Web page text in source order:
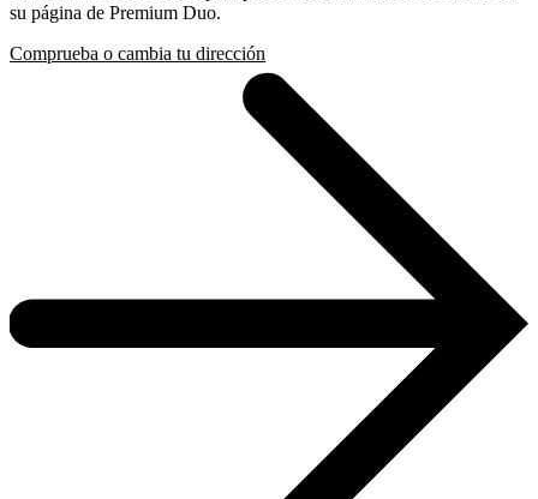
su página de Premium Duo.
Comprueba o cambia tu dirección